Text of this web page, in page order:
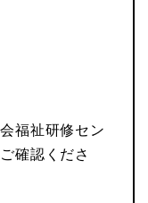
福祉研修セン
確認くださ